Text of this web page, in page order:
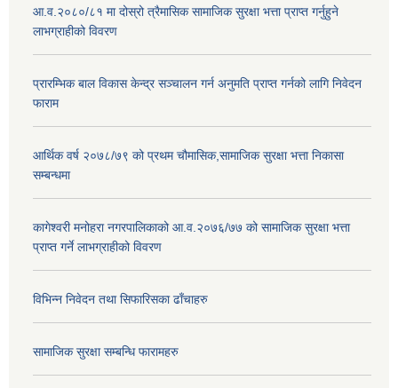
आ.व.२०८०/८१ मा दोस्रो त्रैमासिक सामाजिक सुरक्षा भत्ता प्राप्त गर्नुहुने
लाभग्राहीको विवरण
प्रारम्भिक बाल विकास केन्द्र सञ्चालन गर्न अनुमति प्राप्त गर्नको लागि निवेदन
फाराम
आर्थिक वर्ष २०७८/७९ को प्रथम चौमासिक,सामाजिक सुरक्षा भत्ता निकासा
सम्बन्धमा
कागेश्वरी मनोहरा नगरपालिकाको आ.व.२०७६/७७ को सामाजिक सुरक्षा भत्ता
प्राप्त गर्ने लाभग्राहीको विवरण
विभिन्न निवेदन तथा सिफारिसका ढाँचाहरु
सामाजिक सुरक्षा सम्बन्धि फारामहरु